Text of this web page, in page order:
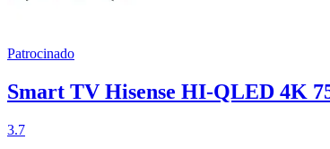
Patrocinado
Smart TV Hisense HI-QLED 4K
3.7